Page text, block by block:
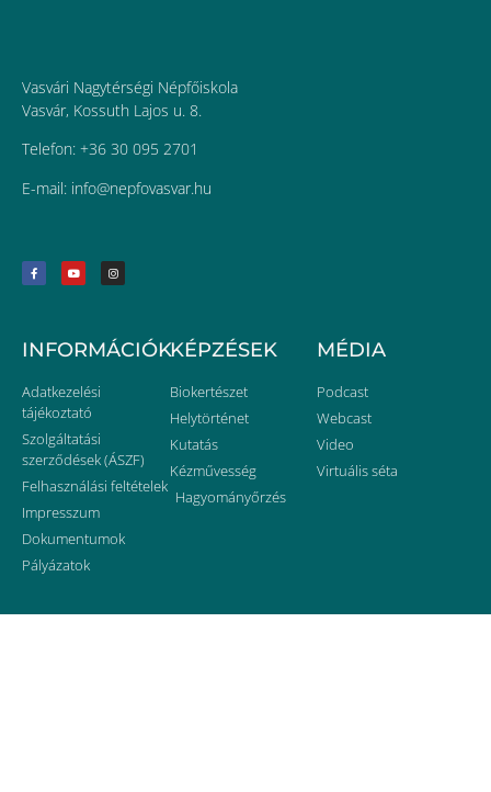
Vasvári Nagytérségi Népfőiskola
Vasvár, Kossuth Lajos u. 8.
Telefon: +36 30 095 2701
E-mail: uh.ravsavofpen@ofni
INFORMÁCIÓK
Adatkezelési
tájékoztató
Szolgáltatási
szerződések (ÁSZF)
Felhasználási feltételek
Impresszum
Dokumentumok
Pályázatok
KÉPZÉSEK
Biokertészet
Helytörténet
Kutatás
Kézművesség
Hagyományőrzés
MÉDIA
Podcast
Webcast
Video
Virtuális séta